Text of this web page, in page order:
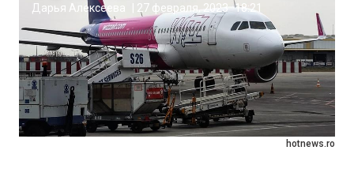
hotnews.ro
Дарья Алексеева 27 февраля, 2023 18:21